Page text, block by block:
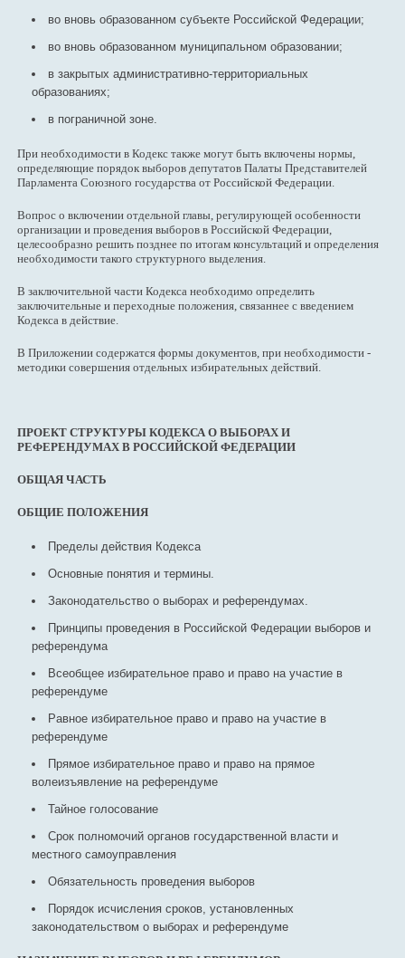
во вновь образованном субъекте Российской Федерации;
во вновь образованном муниципальном образовании;
в закрытых административно-территориальных
образованиях;
в пограничной зоне.
При необходимости в Кодекс также могут быть включены нормы,
определяющие порядок выборов депутатов Палаты Представителей
Парламента Союзного государства от Российской Федерации.
Вопрос о включении отдельной главы, регулирующей особенности
организации и проведения выборов в Российской Федерации,
целесообразно решить позднее по итогам консультаций и определения
необходимости такого структурного выделения.
В заключительной части Кодекса необходимо определить
заключительные и переходные положения, связаннее с введением
Кодекса в действие.
В Приложении содержатся формы документов, при необходимости -
методики совершения отдельных избирательных действий.
ПРОЕКТ СТРУКТУРЫ КОДЕКСА О ВЫБОРАХ И
РЕФЕРЕНДУМАХ В РОССИЙСКОЙ ФЕДЕРАЦИИ
ОБЩАЯ ЧАСТЬ
ОБЩИЕ ПОЛОЖЕНИЯ
Пределы действия Кодекса
Основные понятия и термины.
Законодательство о выборах и референдумах.
Принципы проведения в Российской Федерации выборов и
референдума
Всеобщее избирательное право и право на участие в
референдуме
Равное избирательное право и право на участие в
референдуме
Прямое избирательное право и право на прямое
волеизъявление на референдуме
Тайное голосование
Срок полномочий органов государственной власти и
местного самоуправления
Обязательность проведения выборов
Порядок исчисления сроков, установленных
законодательством о выборах и референдуме